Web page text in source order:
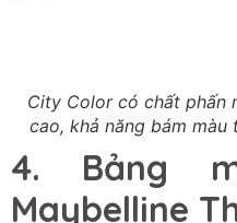
City Color có chất phấn
cao, khả năng bám màu
4. Bảng
Maybelline